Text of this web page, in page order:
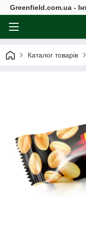
Greenfield.com.ua -
Каталог товарів